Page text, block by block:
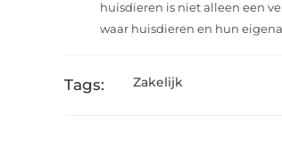
huisdieren is niet alleen een
waar huisdieren en hun
Tags: Zakelijk